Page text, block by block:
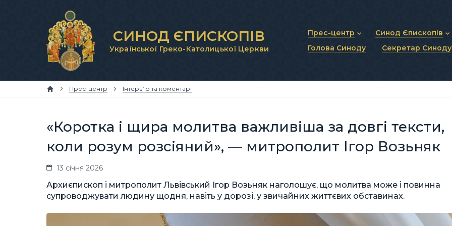
СИНОД ЄПИСКОПІВ
Української Греко-Католицької Церкви
Прес-центр
Новини та анонси
Синод Єпископів
Статут Синоду
Синодальні органи
Голова Синоду Секретар Синоду
Прес-центр Інтерв’ю та коментарі
«Коротка і щира молитва важливіша за довгі тексти,
коли розум розсіяний», ― митрополит Ігор Возьняк
13 січня 2026
Архиєпископ і митрополит Львівський Ігор Возьняк наголошує, що молитва може і повинна
супроводжувати людину щодня, навіть у дорозі, у звичайних життєвих обставинах.